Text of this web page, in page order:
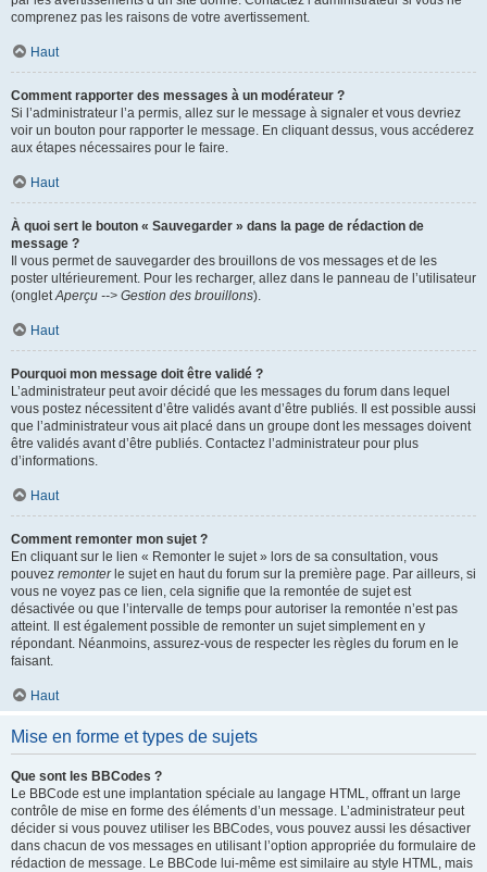
comprenez pas les raisons de votre avertissement.
Haut
Comment rapporter des messages à un modérateur ?
Si l’administrateur l’a permis, allez sur le message à signaler et vous devriez
voir un bouton pour rapporter le message. En cliquant dessus, vous accéderez
aux étapes nécessaires pour le faire.
Haut
À quoi sert le bouton « Sauvegarder » dans la page de rédaction de
message ?
Il vous permet de sauvegarder des brouillons de vos messages et de les
poster ultérieurement. Pour les recharger, allez dans le panneau de l’utilisateur
(ongletAperçu --> Gestion des brouillons).
Haut
Pourquoi mon message doit être validé ?
L’administrateur peut avoir décidé que les messages du forum dans lequel
vous postez nécessitent d’être validés avant d’être publiés. Il est possible aussi
que l’administrateur vous ait placé dans un groupe dont les messages doivent
être validés avant d’être publiés. Contactez l’administrateur pour plus
d’informations.
Haut
Comment remonter mon sujet ?
En cliquant sur le lien « Remonter le sujet » lors de sa consultation, vous
pouvez remonterle sujet en haut du forum sur la première page. Par ailleurs, si
vous ne voyez pas ce lien, cela signifie que la remontée de sujet est
désactivée ou que l’intervalle de temps pour autoriser la remontée n’est pas
atteint. Il est également possible de remonter un sujet simplement en y
répondant. Néanmoins, assurez-vous de respecter les règles du forum en le
faisant.
Haut
Mise en forme et types de sujets
Que sont les BBCodes ?
Le BBCode est une implantation spéciale au langage HTML, offrant un large
contrôle de mise en forme des éléments d’un message. L’administrateur peut
décider si vous pouvez utiliser les BBCodes, vous pouvez aussi les désactiver
dans chacun de vos messages en utilisant l’option appropriée du formulaire de
rédaction de message. Le BBCode lui-même est similaire au style HTML, mais